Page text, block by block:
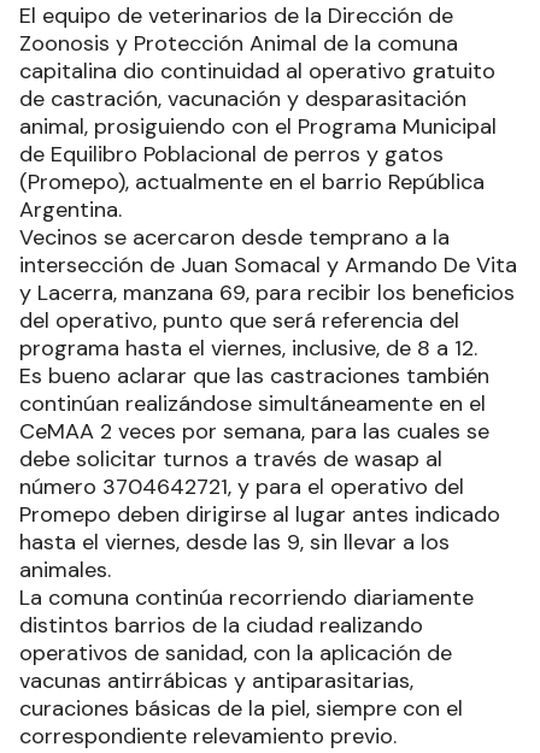
El equipo de veterinarios de la Dirección de
Zoonosis y Protección Animal de la comuna
capitalina dio continuidad al operativo gratuito
de castración, vacunación y desparasitación
animal, prosiguiendo con el Programa Municipal
de Equilibro Poblacional de perros y gatos
(Promepo), actualmente en el barrio República
Argentina.
Vecinos se acercaron desde temprano a la
intersección de Juan Somacal y Armando De Vita
y Lacerra, manzana 69, para recibir los beneficios
del operativo, punto que será referencia del
programa hasta el viernes, inclusive, de 8 a 12.
Es bueno aclarar que las castraciones también
continúan realizándose simultáneamente en el
CeMAA 2 veces por semana, para las cuales se
debe solicitar turnos a través de wasap al
número 3704642721, y para el operativo del
Promepo deben dirigirse al lugar antes indicado
hasta el viernes, desde las 9, sin llevar a los
animales.
La comuna continúa recorriendo diariamente
distintos barrios de la ciudad realizando
operativos de sanidad, con la aplicación de
vacunas antirrábicas y antiparasitarias,
curaciones básicas de la piel, siempre con el
correspondiente relevamiento previo.